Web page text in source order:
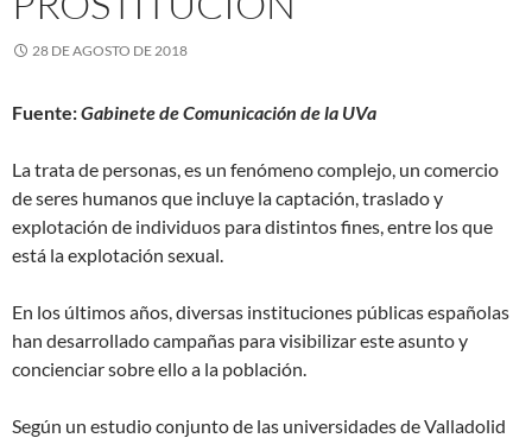
28 DE AGOSTO DE 2018
Fuente:Gabinete de Comunicación de la UVa
La trata de personas, es un fenómeno complejo, un comercio
de seres humanos que incluye la captación, traslado y
explotación de individuos para distintos fines, entre los que
está la explotación sexual.
En los últimos años, diversas instituciones públicas españolas
han desarrollado campañas para visibilizar este asunto y
concienciar sobre ello a la población.
Según un estudio conjunto de las universidades de Valladolid